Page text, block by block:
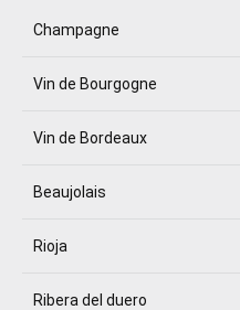
Champagne
Vin de Bourgogne
Vin de Bordeaux
Beaujolais
Rioja
Ribera del duero